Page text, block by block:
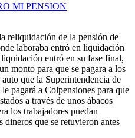
MI PENSION
reliquidación de la pensión de
laboraba entró en liquidación
entró en su fase final,
monto para que se pagara a los
que la Superintendencia de
pagará a Colpensiones para que
a través de unos ábacos
los trabajadores puedan
dineros que se retuvieron antes